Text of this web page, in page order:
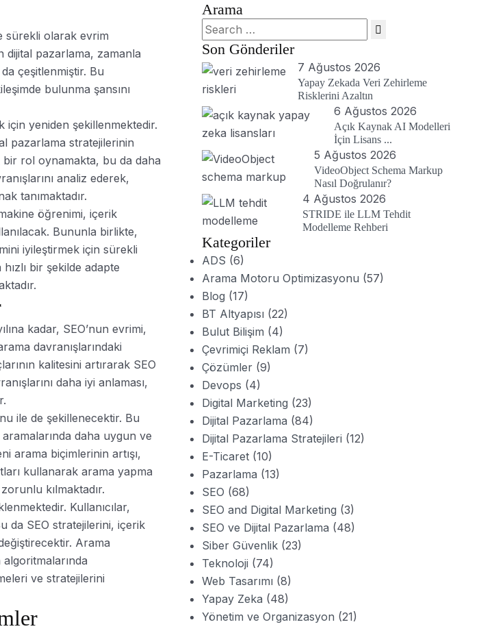
sürekli olarak evrim
dijital pazarlama, zamanla
çeşitlenmiştir. Bu
bulunma şansını
için yeniden şekillenmektedir.
pazarlama stratejilerinin
bir rol oynamakta, bu da daha
analiz ederek,
tanımaktadır.
öğrenimi, içerik
Bununla birlikte,
iyileştirmek için sürekli
bir şekilde adapte
kadar, SEO’nun evrimi,
davranışlarındaki
kalitesini artırarak SEO
daha iyi anlaması,
ile de şekillenecektir. Bu
daha uygun ve
arama biçimlerinin artışı,
kullanarak arama yapma
kılmaktadır.
Kullanıcılar,
da SEO stratejilerini, içerik
Arama
ve stratejilerini
Arama
Search
for:
Son Gönderiler
7 Ağustos 2026
Yapay Zekada Veri Zehirleme
Risklerini Azaltın
6 Ağustos 2026
Açık Kaynak AI Modelleri
İçin Lisans ...
5 Ağustos 2026
VideoObject Schema Markup
Nasıl Doğrulanır?
4 Ağustos 2026
STRIDE ile LLM Tehdit
Modelleme Rehberi
Kategoriler
ADS (6)
Arama Motoru Optimizasyonu (57)
Blog (17)
BT Altyapısı (22)
Bulut Bilişim (4)
Çevrimiçi Reklam (7)
Çözümler (9)
Devops (4)
Digital Marketing (23)
Dijital Pazarlama (84)
Dijital Pazarlama Stratejileri (12)
E-Ticaret (10)
Pazarlama (13)
SEO (68)
SEO and Digital Marketing (3)
SEO ve Dijital Pazarlama (48)
Siber Güvenlik (23)
Teknoloji (74)
Web Tasarımı (8)
Yapay Zeka (48)
Yönetim ve Organizasyon (21)